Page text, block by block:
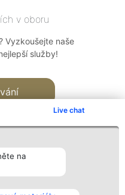
Live chat
na
v oboru
Vyzkoušejte naše
služby!
Kontakt